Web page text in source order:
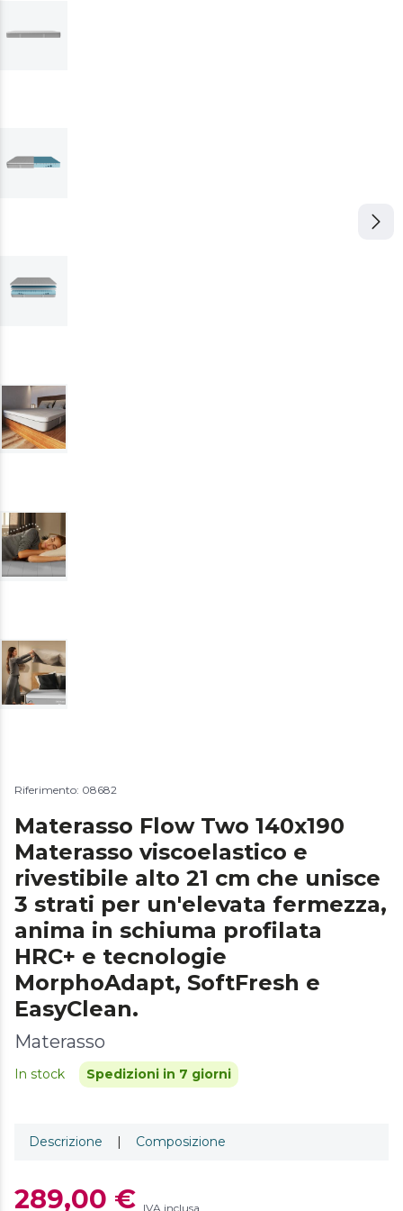
Riferimento: 08682
Materasso Flow Two 140x190
Materasso viscoelastico e
rivestibile alto 21 cm che unisce
3 strati per un'elevata fermezza,
anima in schiuma profilata
HRC+ e tecnologie
MorphoAdapt, SoftFresh e
EasyClean.
Materasso
In stock Spedizioni in 7 giorni
Descrizione | Composizione
289,00 € IVA inclusa